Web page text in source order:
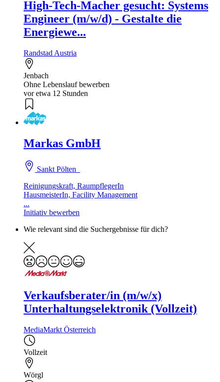
High-Tech-Macher gesucht: Systems
Engineer (m/w/d) - Gestalte die
Energiewe...
Randstad Austria
Jenbach
Ohne Lebenslauf bewerben
vor etwa 12 Stunden
Markas GmbH
Sankt Pölten
Reinigungskraft, RaumpflegerIn
HausmeisterIn, Facility Management
...
Initiativ bewerben
Wie relevant sind die Suchergebnisse für dich?
Verkaufsberater/in (m/w/x)
Unterhaltungselektronik (Vollzeit)
MediaMarkt Österreich
Vollzeit
Wörgl